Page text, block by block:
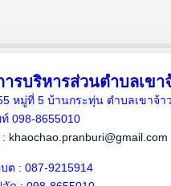
ารบริหารส่วนตำบลเขา
หมู่ที่ 5 บ้านกระทุ่น ตำบลเขาจ้
098-8655010
khaochao.pranburi@gmail.com
ต : 087-9215914